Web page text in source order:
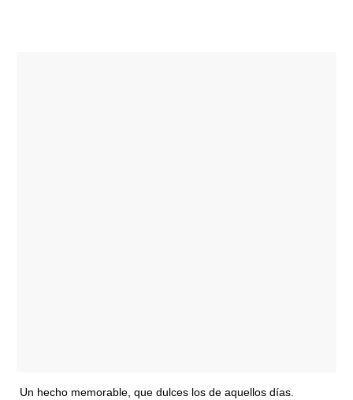
Un hecho memorable, que dulces los de aquellos días.